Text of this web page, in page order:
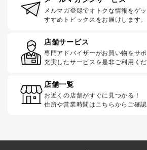
メルマガ登録でオトクな情報をゲ
すすめトピックスをお届けします。
店舗サービス
専門アドバイザーがお買い物をサポ
充実したサービスを是非ご利用くだ
店舗一覧
お近くの店舗がすぐに見つかる！
住所や営業時間はこちらからご確認